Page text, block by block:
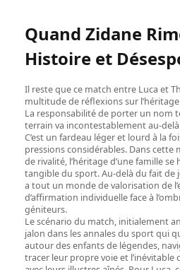
Quand Zidane
Histoire et
Il reste que ce match entre Luca et
multitude de réflexions sur
La responsabilité de porter un nom
terrain va incontestablement au-
C’est un fardeau léger et lourd à la
pressions considérables. Dans
de rivalité, l’héritage d’une famille
tangible du sport. Au-delà du fait de
a tout un monde de valorisation de
d’affirmation individuelle face à
géniteurs.
Le scénario du match, initialement
jalon dans les annales du sport qui
autour des enfants de légendes,
tracer leur propre voie et